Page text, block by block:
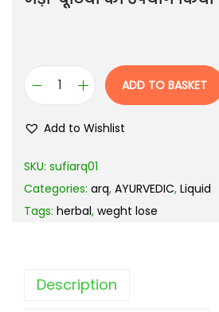
ADD TO BASKET
Add to Wishlist
SKU: sufiarq01
Categories: arq, AYURVEDIC, Liquid
Tags: herbal, weght lose
Description